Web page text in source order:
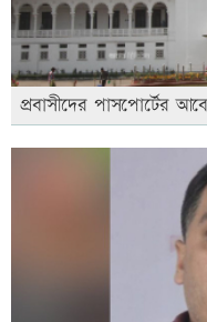
প্রবাসীদের পাসপোর্টের